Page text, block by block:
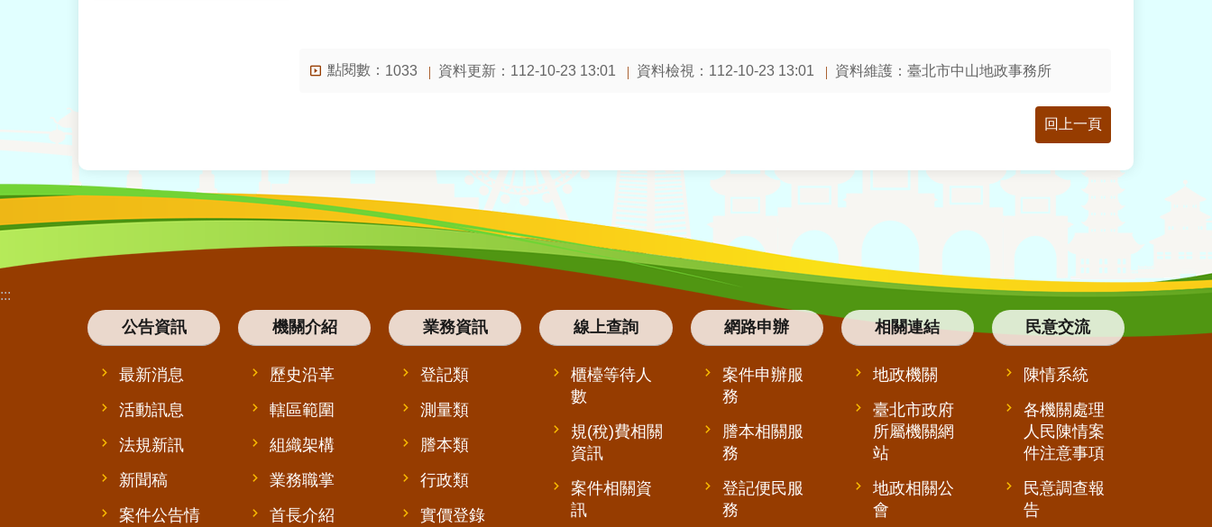
點閱數： 1033 資料更新： 112-10-23 13:01 資料檢視： 112-10-23 13:01 資料維護： 臺北市中山地政事務所
回上一頁
:::
公告資訊
最新消息
活動訊息
法規新訊
新聞稿
案件公告情
機關介紹
歷史沿革
轄區範圍
組織架構
業務職掌
首長介紹
業務資訊
登記類
測量類
謄本類
行政類
實價登錄
線上查詢
櫃檯等待人
數
規(稅)費相關
資訊
案件相關資
訊
網路申辦
案件申辦服
務
謄本相關服
務
登記便民服
務
相關連結
地政機關
臺北市政府
所屬機關網
站
地政相關公
會
民意交流
陳情系統
各機關處理
人民陳情案
件注意事項
民意調查報
告